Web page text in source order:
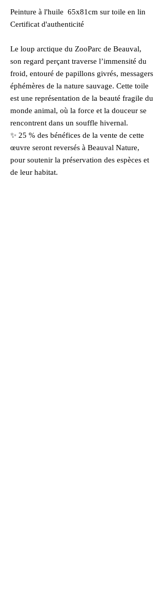
Peinture à l'huile 65x81cm sur toile en lin
Certificat d'authenticité
Le loup arctique du ZooParc de Beauval,
son regard perçant traverse l’immensité du
froid, entouré de papillons givrés, messagers
éphémères de la nature sauvage. Cette toile
est une représentation de la beauté fragile du
monde animal, où la force et la douceur se
rencontrent dans un souffle hivernal.
✨ 25 % des bénéfices de la vente de cette
œuvre seront reversés à Beauval Nature,
pour soutenir la préservation des espèces et
de leur habitat.